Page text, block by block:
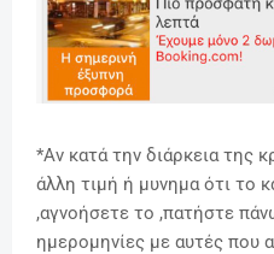
*Αν κατά την διάρκεια της
άλλη τιμή ή μυνημα ότι το
,αγνοήσετε το ,πατήστε
ημερομηνίες με αυτές που